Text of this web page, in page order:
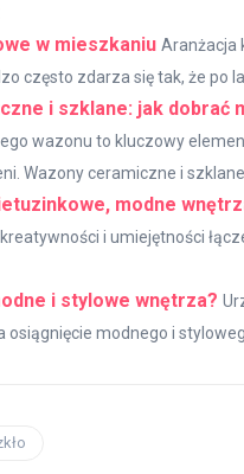
w mieszkaniu Aranżacja
często zdarza się tak, że po
i szklane: jak
wazonu to kluczowy
Wazony ceramiczne i szklane
modne
i umiejętności
i stylowe wnętrza?
osiągnięcie modnego i